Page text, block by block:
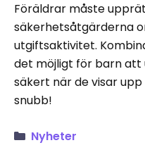
Föräldrar måste
säkerhetsåtgärderna
utgiftsaktivitet.
det möjligt för barn att
säkert när de visar
snubb!
Nyheter